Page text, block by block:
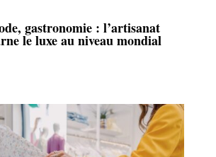
gastronomie : l’artisanat
le luxe au niveau mondial